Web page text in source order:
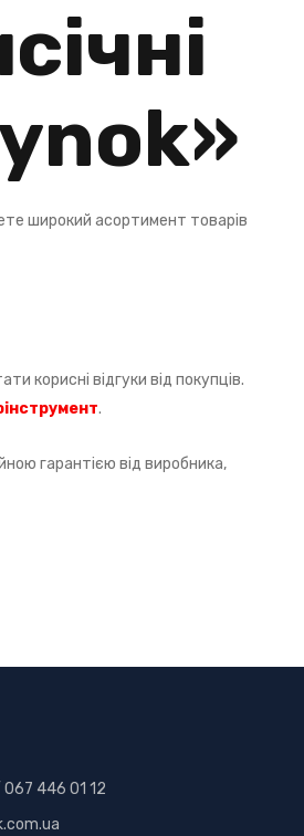
»
широкий асортимент товарів
корисні відгуки від покупців.
.
гарантією від виробника,
067 446 01 12